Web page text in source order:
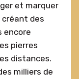
et marquer
créant des
encore
pierres
distances.
milliers de